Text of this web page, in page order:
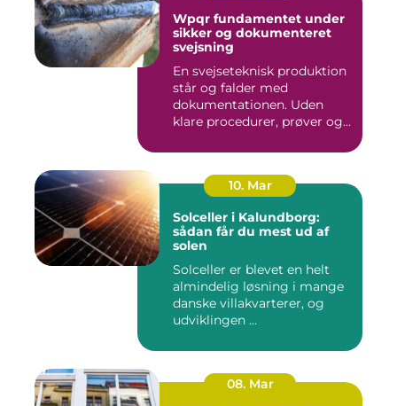
Wpqr fundamentet under
sikker og dokumenteret
svejsning
En svejseteknisk produktion
står og falder med
dokumentationen. Uden
klare procedurer, prøver og
10. Mar
Solceller i Kalundborg:
sådan får du mest ud af
solen
Solceller er blevet en helt
almindelig løsning i mange
danske villakvarterer, og
udviklingen ...
08. Mar